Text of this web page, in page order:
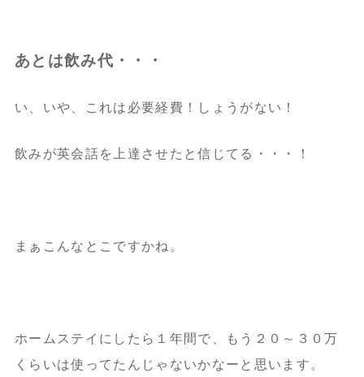
あとは飲み代・・・
い、いや、これは必要経費！しょうがない！
飲みが英会話を上達させたと信じてる・・・！
まぁこんなとこですかね。
ホームステイにしたら１年間で、もう２０～３０万
くらいは使ってたんじゃないかなーと思います。